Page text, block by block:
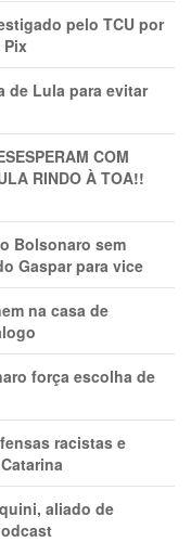
pelo TCU por
Pix
de Lula para evitar
COM
RINDO À TOA!!
Bolsonaro sem
Gaspar para vice
na casa de
força escolha de
racistas e
aliado de